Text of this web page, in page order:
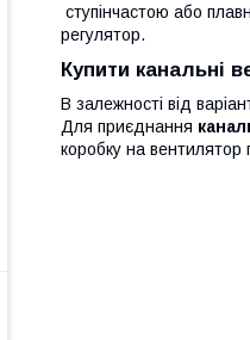
ступінчастою або
регулятор.
Купити канальні
В залежності від
Для приєднання
коробку на